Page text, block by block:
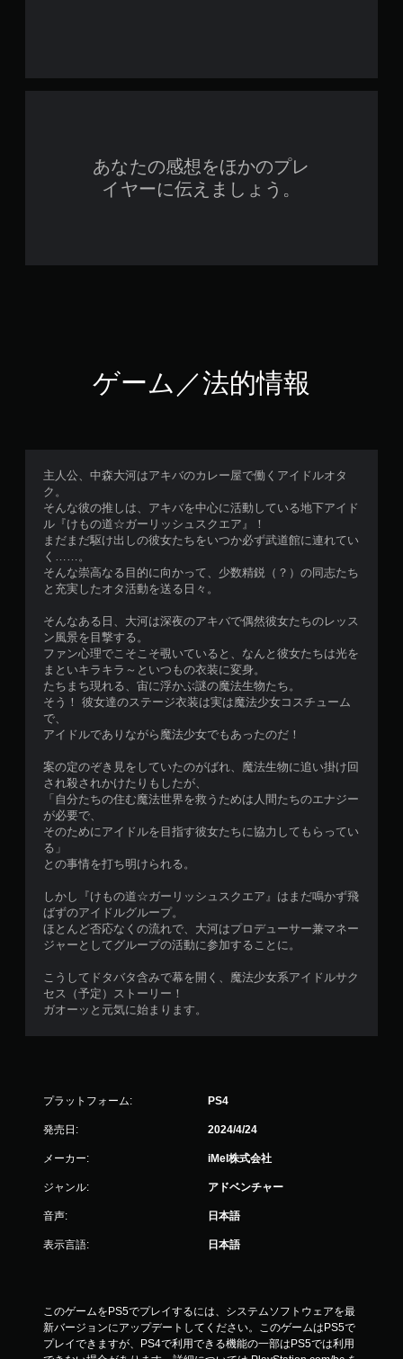
あなたの感想をほかのプレ
イヤーに伝えましょう。
ゲーム／法的情報
主人公、中森大河はアキバのカレー屋で働くアイドルオタ
ク。
そんな彼の推しは、アキバを中心に活動している地下アイド
ル『けもの道☆ガーリッシュスクエア』！
まだまだ駆け出しの彼女たちをいつか必ず武道館に連れてい
く……。
そんな崇高なる目的に向かって、少数精鋭（？）の同志たち
と充実したオタ活動を送る日々。
そんなある日、大河は深夜のアキバで偶然彼女たちのレッス
ン風景を目撃する。
ファン心理でこそこそ覗いていると、なんと彼女たちは光を
まといキラキラ～といつもの衣装に変身。
たちまち現れる、宙に浮かぶ謎の魔法生物たち。
そう！ 彼女達のステージ衣装は実は魔法少女コスチューム
で、
アイドルでありながら魔法少女でもあったのだ！
案の定のぞき見をしていたのがばれ、魔法生物に追い掛け回
され殺されかけたりもしたが、
「自分たちの住む魔法世界を救うためは人間たちのエナジー
が必要で、
そのためにアイドルを目指す彼女たちに協力してもらってい
る」
との事情を打ち明けられる。
しかし『けもの道☆ガーリッシュスクエア』はまだ鳴かず飛
ばずのアイドルグループ。
ほとんど否応なくの流れで、大河はプロデューサー兼マネー
ジャーとしてグループの活動に参加することに。
こうしてドタバタ含みで幕を開く、魔法少女系アイドルサク
セス（予定）ストーリー！
ガオーッと元気に始まります。
プラットフォーム: PS4
発売日: 2024/4/24
メーカー: iMel株式会社
ジャンル: アドベンチャー
音声: 日本語
表示言語: 日本語
このゲームをPS5でプレイするには、システムソフトウェアを最
新バージョンにアップデートしてください。このゲームはPS5で
プレイできますが、PS4で利用できる機能の一部はPS5では利用